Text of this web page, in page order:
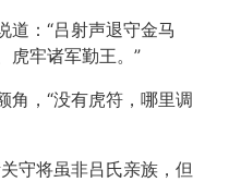
道：“吕射声退守金马
虎牢诸军勤王。”
角，“没有虎符，哪里调
守将虽非吕氏亲族，但